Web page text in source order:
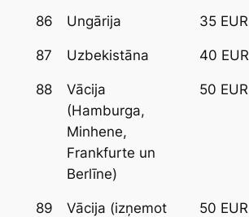
86 Ungārija 35 EUR
87 Uzbekistāna 40 EUR
88
Vācija
(Hamburga,
Minhene,
Frankfurte un
Berlīne)
50 EUR
89
Vācija (izņemot
50 EUR